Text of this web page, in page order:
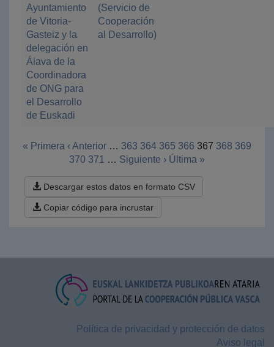
Ayuntamiento
de Vitoria-
Gasteiz y la
delegación en
Álava de la
Coordinadora
de ONG para
el Desarrollo
de Euskadi
(Servicio de
Cooperación
al Desarrollo)
« Primera ‹ Anterior … 363 364 365 366 367 368 369
370 371 … Siguiente › Última »
Descargar estos datos en formato CSV
Copiar código para incrustar
Política de privacidad y protección de datos
Aviso legal